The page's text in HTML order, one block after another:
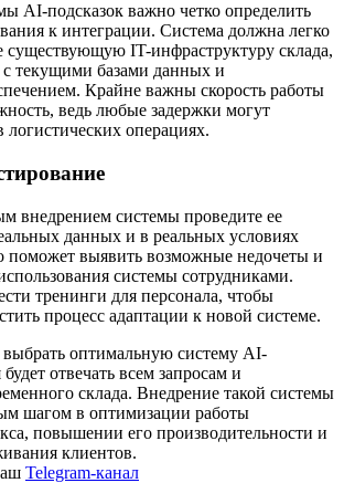
AI-подсказок важно четко определить
к интеграции. Система должна легко
существующую IT-инфраструктуру склада,
текущими базами данных и
Крайне важны скорость работы
ведь любые задержки могут
логистических операциях.
внедрением системы проведите ее
данных и в реальных условиях
поможет выявить возможные недочеты и
системы сотрудниками.
тренинги для персонала, чтобы
процесс адаптации к новой системе.
оптимальную систему AI-
отвечать всем запросам и
склада. Внедрение такой системы
шагом в оптимизации работы
повышении его производительности и
клиентов.
Telegram-канал